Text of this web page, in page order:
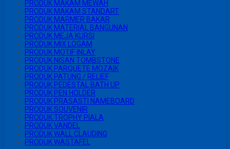
PRODUK MAKAM MEWAH
PRODUK MAKAM STANDART
PRODUK MARMER BAKAR
PRODUK MATERIAL BANGUNAN
PRODUK MEJA KURSI
PRODUK MIX LOGAM
PRODUK MOTIF INLAY
PRODUK NISAN TOMBSTONE
PRODUK PARQUETE MOZAIK
PRODUK PATUNG / RELIEF
PRODUK PEDESTAL BATH UP
PRODUK PEN HOLDER
PRODUK PRASASTI NAMEBOARD
PRODUK SOUVENIR
PRODUK TROPHY PIALA
PRODUK VANDEL
PRODUK WALL CLAUDING
PRODUK WASTAFEL